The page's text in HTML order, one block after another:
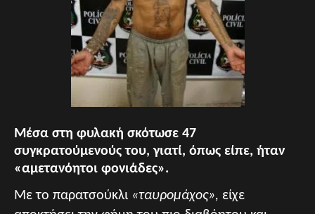
Μέσα στη φυλακή σκότωσε 47
συγκρατούμενούς του, γιατί, όπως είπε, ήταν
«αμετανόητοι φονιάδες».
Με το παρατσούκλι «ταυρομάχος», είχε